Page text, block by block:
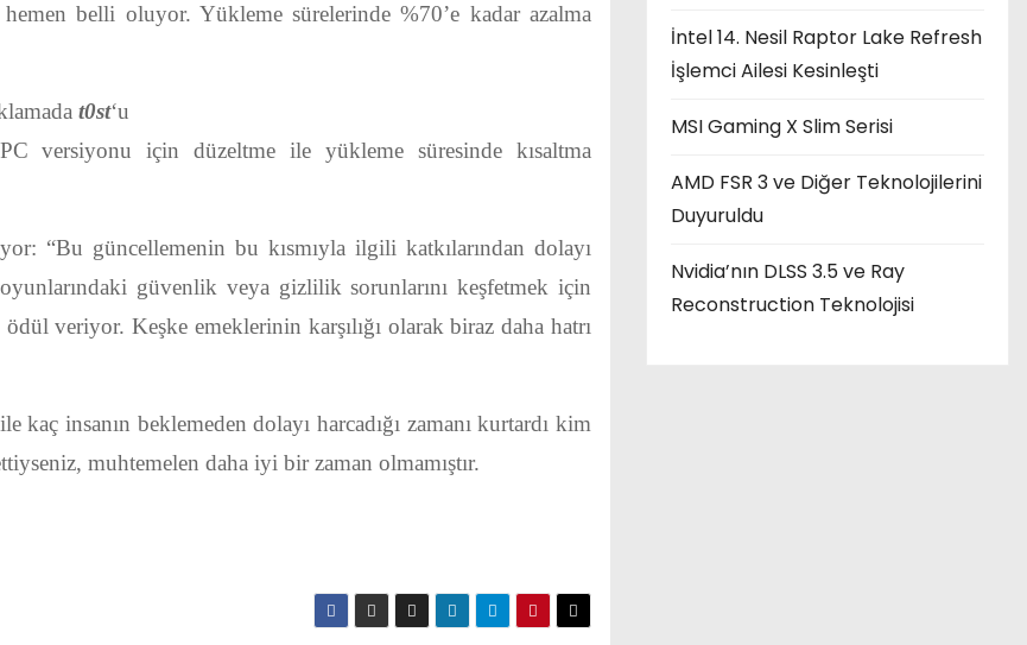
belli oluyor. Yükleme sürelerinde %70’e kadar azalma
t0st‘u
versiyonu için düzeltme ile yükleme süresinde kısaltma
“Bu güncellemenin bu kısmıyla ilgili katkılarından dolayı
güvenlik veya gizlilik sorunlarını keşfetmek için
ödül veriyor. Keşke emeklerinin karşılığı olarak biraz daha hatrı
kaç insanın beklemeden dolayı harcadığı zamanı kurtardı kim
muhtemelen daha iyi bir zaman olmamıştır.
İntel 14. Nesil Raptor Lake Refresh
İşlemci Ailesi Kesinleşti
MSI Gaming X Slim Serisi
AMD FSR 3 ve Diğer Teknolojilerini
Duyuruldu
Nvidia’nın DLSS 3.5 ve Ray
Reconstruction Teknolojisi